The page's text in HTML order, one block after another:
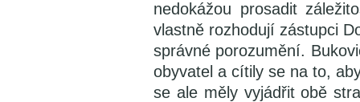
nedokážou prosadit
vlastně rozhodují zástupci
správné porozumění.
obyvatel a cítily se na to,
se ale měly vyjádřit obě